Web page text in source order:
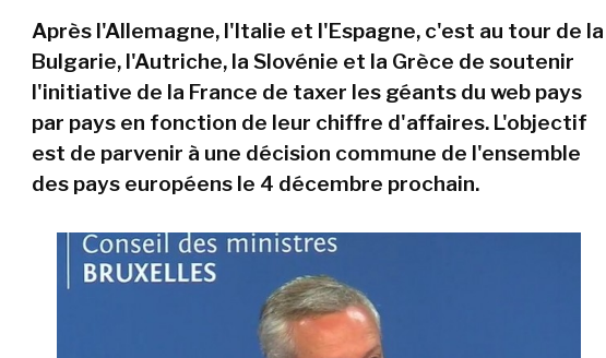
Après l'Allemagne, l'Italie et l'Espagne, c'est au tour de la
Bulgarie, l'Autriche, la Slovénie et la Grèce de soutenir
l'initiative de la France de taxer les géants du web pays
par pays en fonction de leur chiffre d'affaires. L'objectif
est de parvenir à une décision commune de l'ensemble
des pays européens le 4 décembre prochain.